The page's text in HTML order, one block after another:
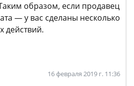
образом, если продавец
— у вас сделаны несколько
действий.
16 февраля 2019 г. 11:36